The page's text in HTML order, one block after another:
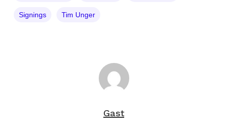
Signings Tim Unger
Gast